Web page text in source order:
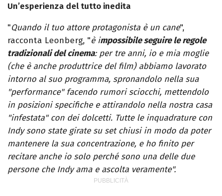
Un’esperienza del tutto inedita
"Quando il tuo attore protagonista è un cane",
racconta Leonberg, "è impossibile seguire le regole
tradizionali del cinema: per tre anni, io e mia moglie
(che è anche produttrice del film) abbiamo lavorato
intorno al suo programma, spronandolo nella sua
"performance" facendo rumori sciocchi, mettendolo
in posizioni specifiche e attirandolo nella nostra casa
"infestata" con dei dolcetti. Tutte le inquadrature con
Indy sono state girate su set chiusi in modo da poter
mantenere la sua concentrazione, e ho finito per
recitare anche io solo perché sono una delle due
persone che Indy ama e ascolta veramente".